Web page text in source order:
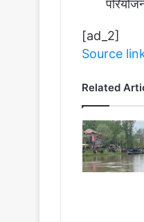
[ad_2]
Source
Related